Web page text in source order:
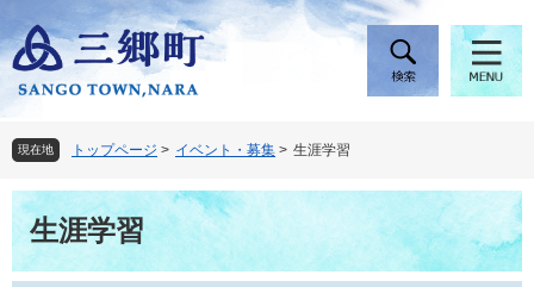
ー
ジ
頭
で
す
ニ
ュ
飛
ば
し
現在地 トップページ > イベント・募集 > 生涯学習
本
文生涯学習